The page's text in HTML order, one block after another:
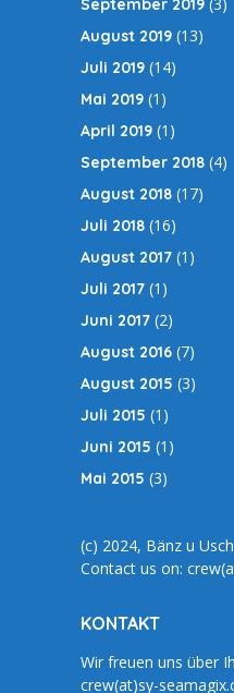
September 2019
August 2019 (13)
Juli 2019 (14)
Mai 2019 (1)
April 2019 (1)
September 2018 (4)
August 2018 (17)
Juli 2018 (16)
August 2017 (1)
Juli 2017 (1)
Juni 2017 (2)
August 2016 (7)
August 2015 (3)
Juli 2015 (1)
Juni 2015 (1)
Mai 2015 (3)
(c) 2024, Bänz u
Contact us on:
KONTAKT
Wir freuen uns über
crew(at)sy-